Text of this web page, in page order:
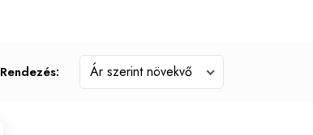
Rendezés: